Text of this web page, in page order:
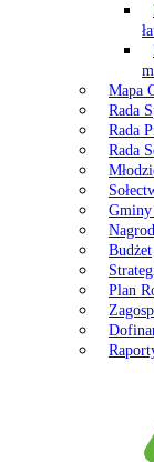
Mapa
Rada
Rada
Rada
Gminy
Budżet
Plan